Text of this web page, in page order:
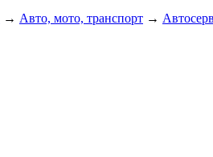
→ Авто, мото, транспорт →